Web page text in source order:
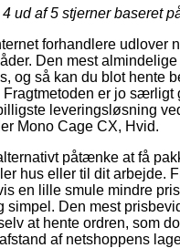
4 ud af 5 stjerner baseret
forhandlere udlover
Den mest
og så kan du blot hente
Fragtmetoden er jo særligt
leveringsløsning
Mono Cage CX, Hvid.
påtænke at få
hus eller til dit arbejde.
en lille smule mindre
simpel. Den mest
at hente ordren, som
af netshoppens